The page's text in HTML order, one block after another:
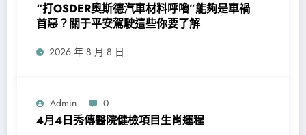
“打OSDER奧斯德汽車材料呼嚕”能夠是車禍
首惡？關于平安駕駛這些你要了解
2026 年 8 月 8 日
Admin 0
4月4日秀傳醫院健檢項目生肖運程